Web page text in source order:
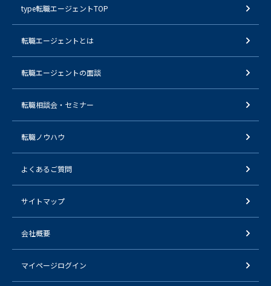
type転職エージェントTOP
転職エージェントとは
転職エージェントの面談
転職相談会・セミナー
転職ノウハウ
よくあるご質問
サイトマップ
会社概要
マイページログイン